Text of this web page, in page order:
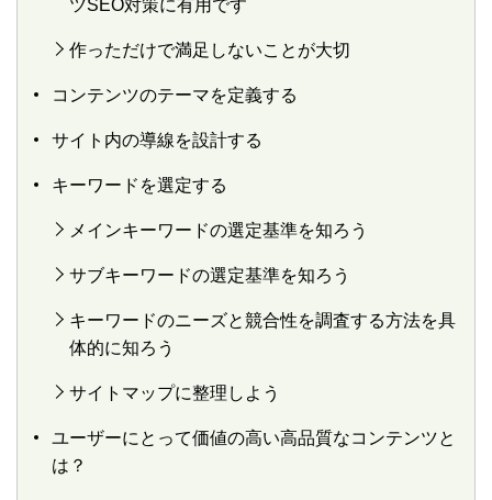
ツSEO対策に有用です
作っただけで満足しないことが大切
コンテンツのテーマを定義する
サイト内の導線を設計する
キーワードを選定する
メインキーワードの選定基準を知ろう
サブキーワードの選定基準を知ろう
キーワードのニーズと競合性を調査する方法を具
体的に知ろう
サイトマップに整理しよう
ユーザーにとって価値の高い高品質なコンテンツと
は？